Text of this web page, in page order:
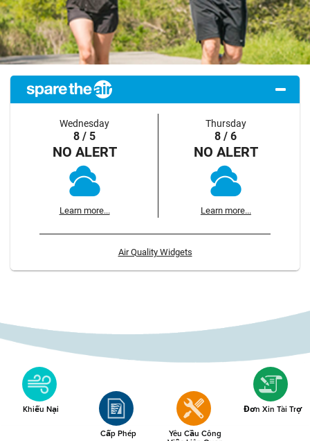
Wednesday
8 / 5
NO ALERT
Learn more...
Thursday
8 / 6
NO ALERT
Learn more...
Air Quality Widgets
Khiếu Nại
Cấp Phép
Yêu Cầu Công
Đơn Xin Tài Trợ